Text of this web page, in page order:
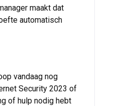
maakt dat
automatisch
vandaag nog
Security 2023 of
of hulp nodig hebt